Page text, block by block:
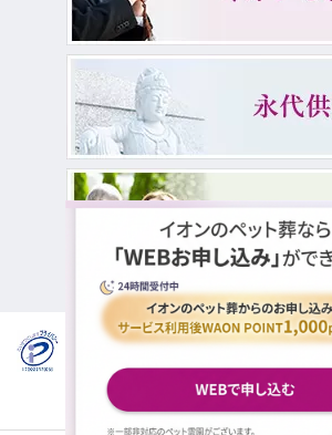
イオンライフ株式会社は一般財団法人日本情報経済
© 2026 ペット火葬ならAEON LIFE Co.,Ltd. All